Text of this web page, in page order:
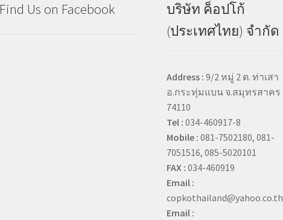
Find Us on Facebook
บริษัท ค็อปโก้
(ประเทศไทย) จำกัด
Address : 9/2 หมู่ 2 ต. ท่าเสา
อ.กระทุ่มแบน จ.สมุทรสาคร
74110
Tel : 034-460917-8
Mobile : 081-7502180, 081-
7051516, 085-5020101
FAX : 034-460919
Email :
copkothailand@yahoo.co.th
Email :